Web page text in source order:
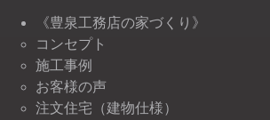
《豊泉工務店の家づくり》
コンセプト
施工事例
お客様の声
注文住宅（建物仕様）